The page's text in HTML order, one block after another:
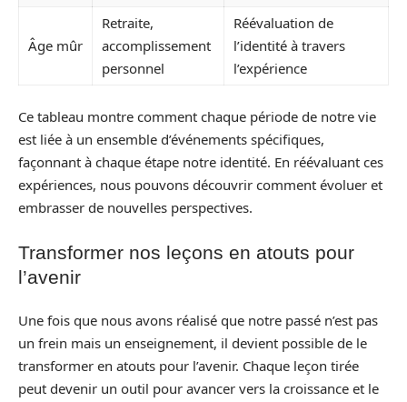
Âge mûr
Retraite,
accomplissement
personnel
Réévaluation de
l’identité à travers
l’expérience
Ce tableau montre comment chaque période de notre vie
est liée à un ensemble d’événements spécifiques,
façonnant à chaque étape notre identité. En réévaluant ces
expériences, nous pouvons découvrir comment évoluer et
embrasser de nouvelles perspectives.
Transformer nos leçons en atouts pour
l’avenir
Une fois que nous avons réalisé que notre passé n’est pas
un frein mais un enseignement, il devient possible de le
transformer en atouts pour l’avenir. Chaque leçon tirée
peut devenir un outil pour avancer vers la croissance et le